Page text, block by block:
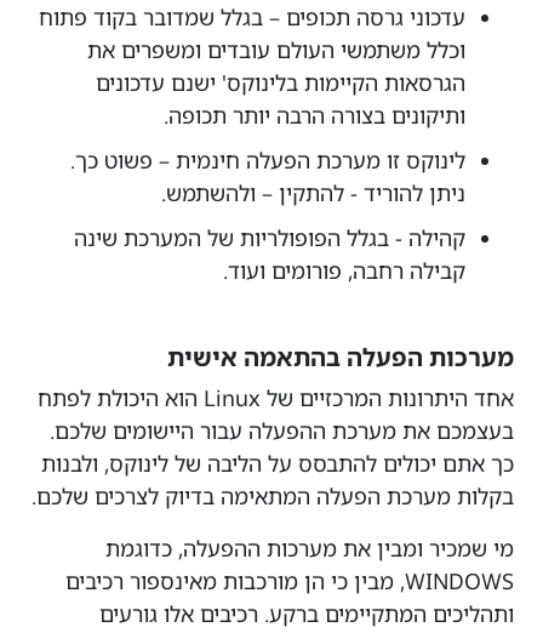
עדכוני גרסה תכופים – בגלל שמדובר בקוד פתוח
וכלל משתמשי העולם עובדים ומשפרים את
הגרסאות הקיימות בלינוקס' ישנם עדכונים
ותיקונים בצורה הרבה יותר תכופה.
לינוקס זו מערכת הפעלה חינמית – פשוט כך.
ניתן להוריד - להתקין – ולהשתמש.
קהילה - בגלל הפופולריות של המערכת שינה
קבילה רחבה, פורומים ועוד.
מערכות הפעלה בהתאמה אישית
אחד היתרונות המרכזיים של Linux הוא היכולת לפתח
בעצמכם את מערכת ההפעלה עבור היישומים שלכם.
כך אתם יכולים להתבסס על הליבה של לינוקס, ולבנות
בקלות מערכת הפעלה המתאימה בדיוק לצרכים שלכם.
מי שמכיר ומבין את מערכות ההפעלה, כדוגמת
WINDOWS, מבין כי הן מורכבות מאינספור רכיבים
ותהליכים המתקיימים ברקע. רכיבים אלו גורעים